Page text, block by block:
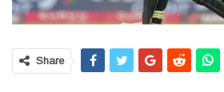
Share